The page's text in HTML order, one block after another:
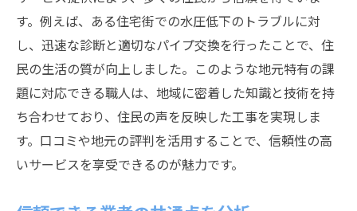
す。例えば、ある住宅街での水圧低下のトラブルに対
し、迅速な診断と適切なパイプ交換を行ったことで、住
民の生活の質が向上しました。このような地元特有の課
題に対応できる職人は、地域に密着した知識と技術を持
ち合わせており、住民の声を反映した工事を実現しま
す。口コミや地元の評判を活用することで、信頼性の高
いサービスを享受できるのが魅力です。